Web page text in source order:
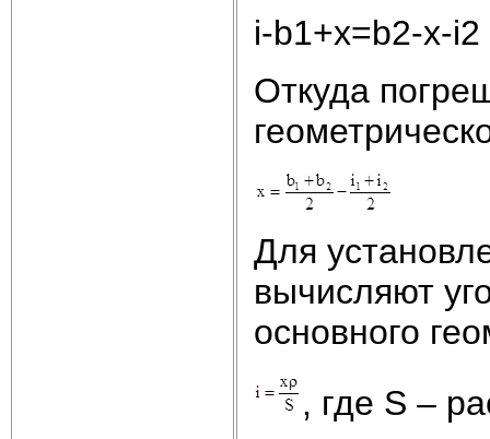
i-b1+x=b2-x-i2
Откуда
Для
вычисляют
основного
, где S –